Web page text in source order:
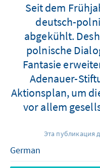
Seit dem
deutsch-
abgekühlt.
polnische
Fantasie
Adenauer-
Aktionsplan, um
vor allem
Эта публикация